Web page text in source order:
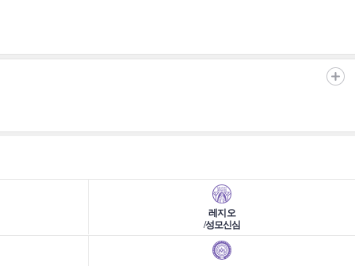
레지오
/성모신심